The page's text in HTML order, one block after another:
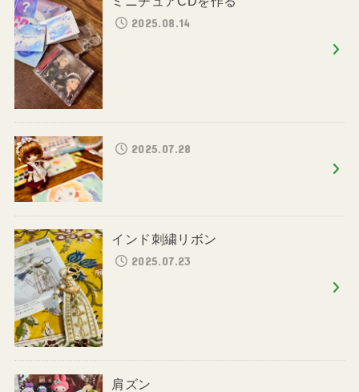
2025.08.14
2025.07.28
インド刺繍リボン
2025.07.23
肩ズン